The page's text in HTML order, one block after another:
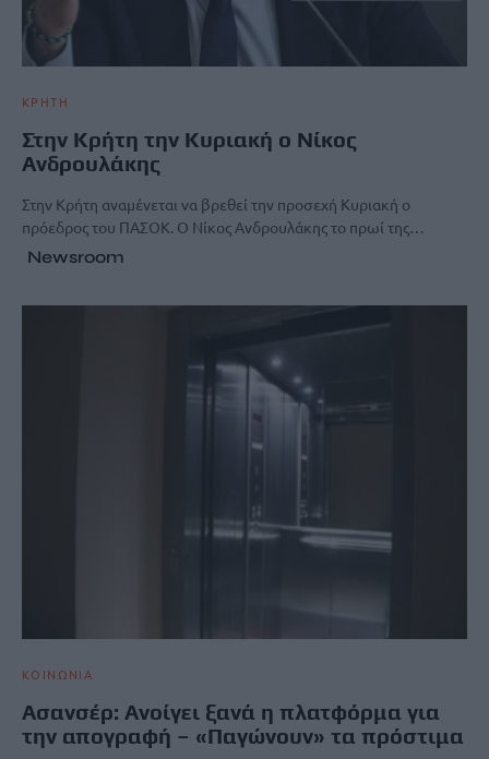
ΚΡΗΤΗ
Στην Κρήτη την Κυριακή ο Νίκος
Ανδρουλάκης
Στην Κρήτη αναμένεται να βρεθεί την προσεχή Κυριακή ο
πρόεδρος του ΠΑΣΟΚ. Ο Νίκος Ανδρουλάκης το πρωί της…
Newsroom
ΚΟΙΝΩΝΙΑ
Ασανσέρ: Ανοίγει ξανά η πλατφόρμα για
την απογραφή – «Παγώνουν» τα πρόστιμα